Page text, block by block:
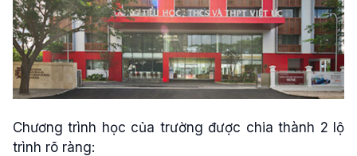
Chương trình học của trường được chia thành 2 lộ
trình rõ ràng: